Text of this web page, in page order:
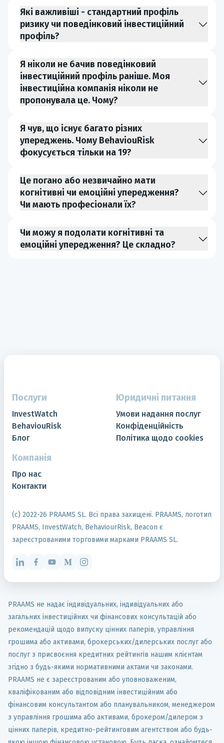
Які важливіші - стандартний профіль
ризику чи поведінковий інвестиційний
профіль?
Я ніколи не бачив поведінковий
інвестиційний профіль раніше. Моя
інвестиційна компанія ніколи не
пропонувала це. Чому?
Я чув, що існує багато різних
упереджень. Чому BehaviouRisk
фокусується тільки на 19?
Це погано або незвичайно мати
когнітивні чи емоційні упередження?
Чи мають професіонали їх?
Чи можу я подолати когнітивні та
емоційні упередження? Це складно?
Послуги
InvestWatch
BehaviouRisk
Блог
Юридичні питання
Умови надання послуг
Конфіденційність
Політика щодо cookies
Компанія
Про нас
Контакти
(с) 2022-26 PRAAMS SL. Всі права захищені. PRAAMS, логотип
PRAAMS, InvestWatch, BehaviourRisk, Beacon є
зареєстрованими торговими марками PRAAMS SL.
PRAAMS не надає індивідуальних, індивідуальних або
загальних інвестиційних чи фінансових консультацій або
рекомендацій щодо випуску цінних паперів, управління
грошима або активами, брокерських/дилерських послуг або
послуг з присвоєння кредитних рейтингів нашим клієнтам
згідно з будь-якими нормативними актами чи законами.
PRAAMS не є зареєстрованим або уповноваженим,
кваліфікованим або відповідним інвестиційним або
фінансовим консультантом або планувальником, менеджером
з управління грошима або активами, брокером/дилером з
цінних паперів, кредитно-рейтинговим агентством або будь-